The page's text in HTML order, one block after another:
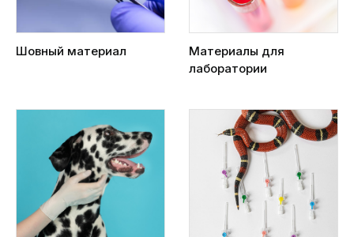
Шовный материал
Материалы для
лаборатории